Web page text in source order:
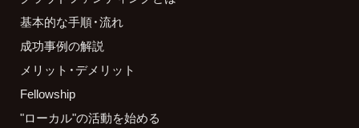
基本的な手順・流れ
成功事例の解説
メリット・デメリット
Fellowship
"ローカル"の活動を始める